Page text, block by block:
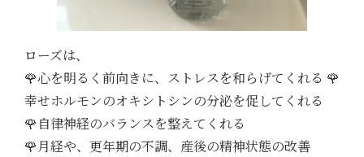
ローズは、
🌹心を明るく前向きに、ストレスを和らげてくれる 🌹
幸せホルモンのオキシトシンの分泌を促してくれる
🌹自律神経のバランスを整えてくれる
🌹月経や、更年期の不調、産後の精神状態の改善